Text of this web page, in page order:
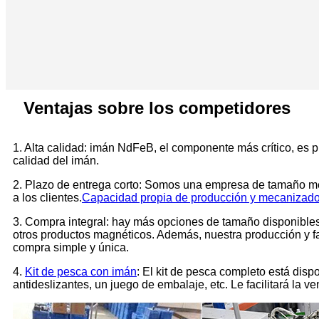
Ventajas sobre los competidores
1. Alta calidad: imán NdFeB, el componente más crítico,
calidad del imán.
2. Plazo de entrega corto: Somos una empresa de tamaño
a los clientes.Capacidad propia de producción y
3. Compra integral: hay más opciones de tamaño
otros productos magnéticos. Además, nuestra producción
compra simple y única.
4. Kit de pesca con imán: El kit de pesca completo está
antideslizantes, un juego de embalaje, etc. Le facilitará la